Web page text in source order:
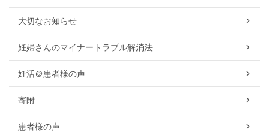
大切なお知らせ
妊婦さんのマイナートラブル解消法
妊活＠患者様の声
寄附
患者様の声